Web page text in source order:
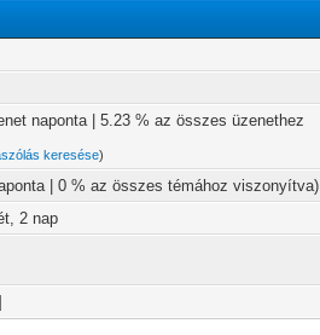
naponta | 5.23 % az összes üzenethez
keresése)
| 0 % az összes témához viszonyítva)
2 nap